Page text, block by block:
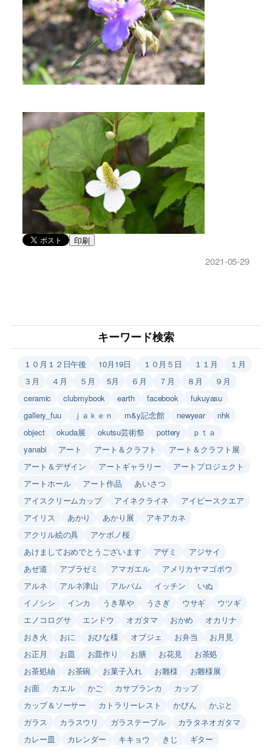
印刷
2021-05-29
キーワード検索
１０月１２日午後 10月19日 １０月５日 １１月
１月
３月
４月 ５月 5月 ６月 ７月 ８月
９月
ceramic
clubmybook earth facebook
fukuyasu
gallery_fuu
ｊａｋｅｎ m&y記念館 newyear
nhk
object
okuda展 okutsu芸術祭 pottery
ｐｔａ
yanabi
アート アート＆クラフト
アート＆クラフト展
アート＆デザイン
アートギャラリー
アートプロジェクト
アートホール
アート作品
あいさつ
アイスクリームカップ
アイネクライネ
アイビースクエア
アイリス
あかり あかり展
アキアカネ
アクリル絵の具
アケボノ桜
あけましておめでとうございます
アザミ
アジサイ
あぜ道
アブラゼミ アマガエル
アメリカヤマゴボウ
アルネ
アルネ津山 アルバム イッチン
いぬ
イノシシ
インカ うき草や うさぎ ウサギ
ウツギ
エノコログサ
エンドウ オガタマ おかめ
オカリナ
おき火
おに おひな様 オブジェ お弁当
お月見
お正月
お皿 お皿作り お膳 お花見
お茶処
お茶処紬
お茶碗 お菓子入れ お雛様
お雛様展
お面
カエル かご カサブランカ
カップ
カップ＆ソーサー
カトラリーレスト かびん
かぶと
ガラス
カラスウリ ガラステーブル
カラタネオガタマ
カレー皿
カレンダー キキョウ きじ
ギター